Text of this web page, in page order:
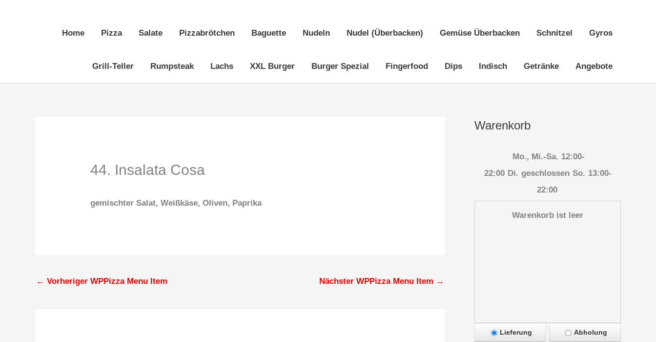
Home Pizza Salate Pizzabrötchen Baguette Nudeln Nudel (Überbacken) Gemüse Überbacken Schnitzel Gyros
Grill-Teller Rumpsteak Lachs XXL Burger Burger Spezial Fingerfood Dips Indisch Getränke Angebote
44. Insalata Cosa
gemischter Salat, Weißkäse, Oliven, Paprika
← Vorheriger WPPizza Menu Item Nächster WPPizza Menu Item →
Warenkorb
Mo., Mi.-Sa. 12:00-
22:00 Di. geschlossen So. 13:00-
22:00
Warenkorb ist leer
Lieferung Abholung